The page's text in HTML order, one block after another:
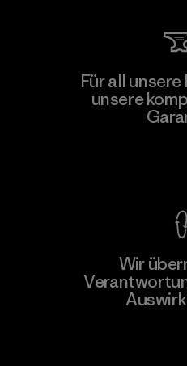
Li Peng Enterprise
Material-supplier
Für all
unsere
Wir